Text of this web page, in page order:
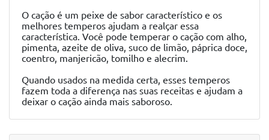
O cação é um peixe de sabor característico e os
melhores temperos ajudam a realçar essa
característica. Você pode temperar o cação com alho,
pimenta, azeite de oliva, suco de limão, páprica doce,
coentro, manjericão, tomilho e alecrim.
Quando usados na medida certa, esses temperos
fazem toda a diferença nas suas receitas e ajudam a
deixar o cação ainda mais saboroso.